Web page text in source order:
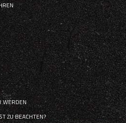
ZU BEACHTEN?